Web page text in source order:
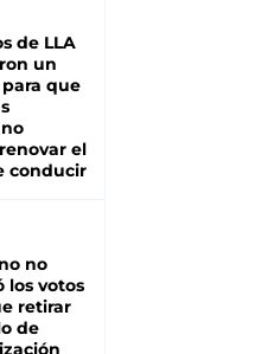
de LLA
un
que
el
conducir
no
los votos
retirar
de